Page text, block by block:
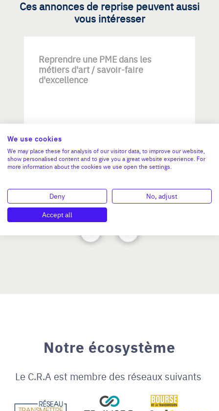
Ces annonces de reprise peuvent aussi
vous intéresser
Reprendre une PME dans les
métiers d'art / savoir-faire
d'excellence
Investissement max:
>2 M€ et <= 5 M€
N°47264
Notre écosystème
Le C.R.A est membre des réseaux suivants
We use cookies
We may place these for analysis of our visitor data, to improve our website,
show personalised content and to give you a great website experience. For
more information about the cookies we use open the settings.
Deny
No, adjust
Accept all